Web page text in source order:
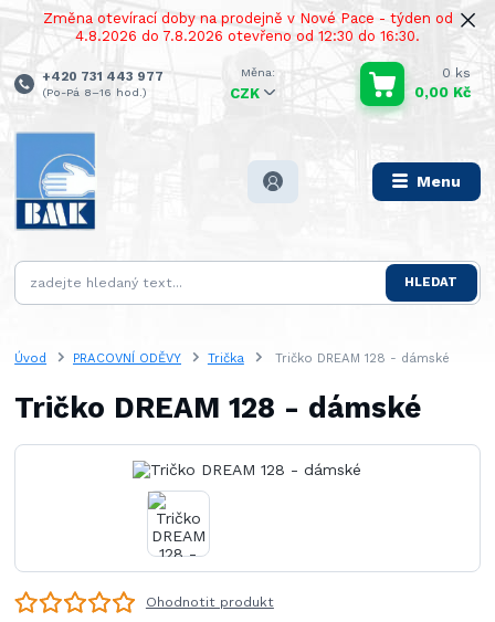
Změna otevírací doby na prodejně v Nové Pace - týden od
4.8.2026 do 7.8.2026 otevřeno od 12:30 do 16:30.
Menu
CZK
HLEDAT
+420 731 443 977
(Po-Pá 8–16 hod.)
0 ks
0,00 Kč
Úvod PRACOVNÍ ODĚVY Trička Tričko DREAM 128 - dámské
Tričko DREAM 128 - dámské
Ohodnotit produkt